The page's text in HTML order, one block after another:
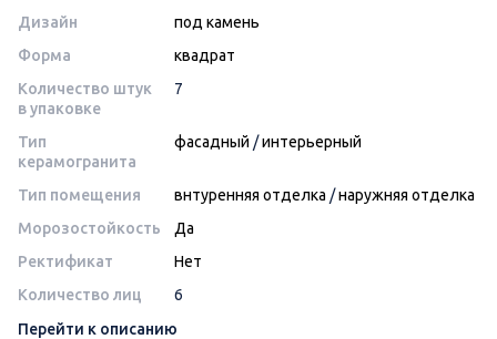
Дизайн
под камень
Форма
квадрат
Количество штук
в упаковке
7
Тип
керамогранита
фасадный /интерьерный
Тип помещения внтуренняя отделка /наружняя отделка
Морозостойкость
Да
Ректификат
Нет
Количество лиц
6
Перейти к описанию